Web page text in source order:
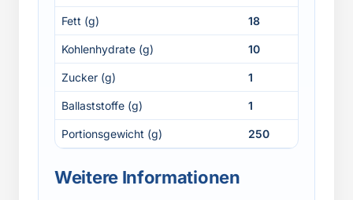
Fett (g) 18
Kohlenhydrate (g) 10
Zucker (g) 1
Ballaststoffe (g) 1
Portionsgewicht (g) 250
Weitere Informationen